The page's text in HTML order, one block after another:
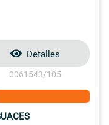
Detalles
0061543/105